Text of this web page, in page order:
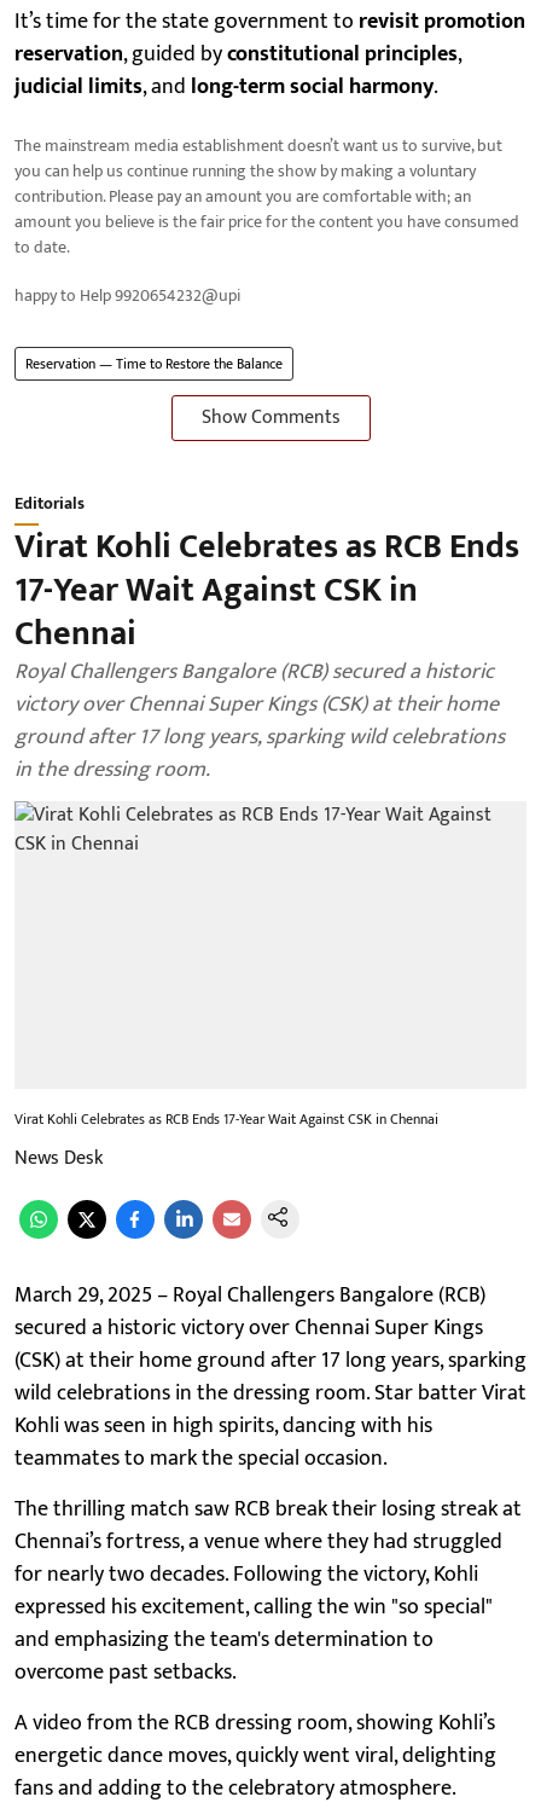
It’s time for the state government to revisit promotion
reservation, guided byconstitutional principles,
judicial limits, and long-term social harmony.
The mainstream media establishment doesn’t want us to survive, but
you can help us continue running the show by making a voluntary
contribution. Please pay an amount you are comfortable with; an
amount you believe is the fair price for the content you have consumed
to date.
happy to Help 9920654232@upi
Reservation — Time to Restore the Balance
Show Comments
Editorials
Virat Kohli Celebrates as RCB Ends
17-Year Wait Against CSK in
Chennai
Royal Challengers Bangalore (RCB) secured a historic
victory over Chennai Super Kings (CSK) at their home
ground after 17 long years, sparking wild celebrations
in the dressing room.
Virat Kohli Celebrates as RCB Ends 17-Year Wait Against CSK in Chennai
News Desk
March 29, 2025 – Royal Challengers Bangalore (RCB)
secured a historic victory over Chennai Super Kings
(CSK) at their home ground after 17 long years, sparking
wild celebrations in the dressing room. Star batter Virat
Kohli was seen in high spirits, dancing with his
teammates to mark the special occasion.
The thrilling match saw RCB break their losing streak at
Chennai’s fortress, a venue where they had struggled
for nearly two decades. Following the victory, Kohli
expressed his excitement, calling the win "so special"
and emphasizing the team's determination to
overcome past setbacks.
A video from the RCB dressing room, showing Kohli’s
energetic dance moves, quickly went viral, delighting
fans and adding to the celebratory atmosphere.